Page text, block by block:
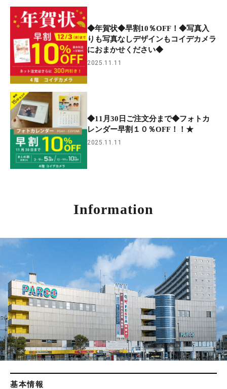
◆年賀状◆早割10％OFF！◆写真入
りも写真なしデザインもコイデカメラ
におまかせください◆
2025.11.11
◆11月30日ご注文分まで◆フォトカ
レンダー早割１０％OFF！！★
2025.11.11
Information
基本情報